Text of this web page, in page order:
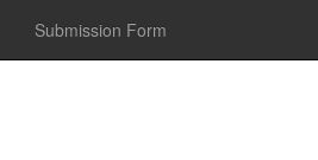
Submission Form